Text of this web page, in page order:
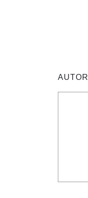
AUTOR